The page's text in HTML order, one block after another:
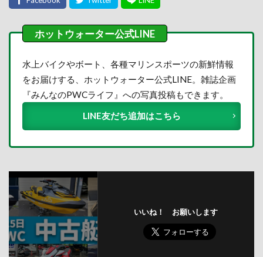
水上バイクやボート、各種マリンスポーツの新鮮情報
をお届けする、ホットウォーター公式LINE。雑誌企画
『みんなのPWCライフ』への写真投稿もできます。
LINE友だち追加はこちら
いいね！ お願いします